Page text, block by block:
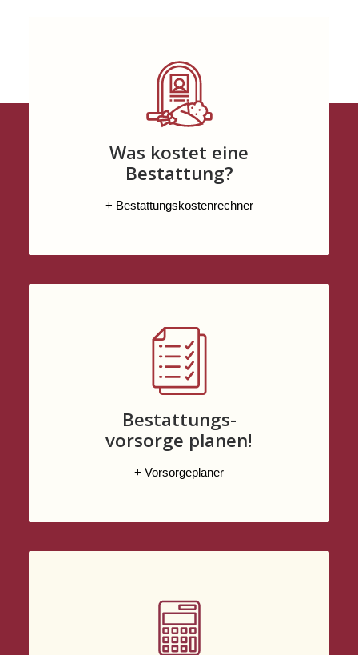
Was kostet eine
Bestattung?
+ Bestattungskostenrechner
Bestattungs-
vorsorge planen!
+ Vorsorgeplaner